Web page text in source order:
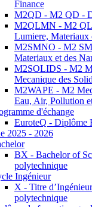
Finance
M2QD - M2 QD -
M2QLMN - M2
Lumiere, Materiaux
M2SMNO - M2
Materiaux et des
M2SOLIDS - M2
Mecanique des
M2WAPE - M2
Eau, Air, Pollution
d'échange
EuroteQ - Diplôme
2025 - 2026
BX - Bachelor of
polytechnique
Ingénieur
X - Titre
polytechnique